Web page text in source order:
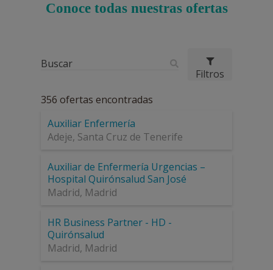
Conoce todas nuestras ofertas
Filtros
356 ofertas encontradas
Auxiliar Enfermería
Adeje, Santa Cruz de Tenerife
Auxiliar de Enfermería Urgencias –
Hospital Quirónsalud San José
Madrid, Madrid
HR Business Partner - HD -
Quirónsalud
Madrid, Madrid